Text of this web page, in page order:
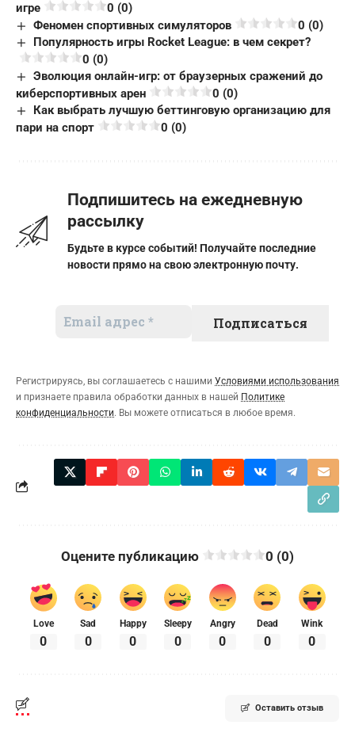
игре
0 (0)
Феномен спортивных симуляторов
0 (0)
Популярность игры Rocket League: в чем секрет?
0 (0)
Эволюция онлайн-игр: от браузерных сражений до
киберспортивных арен
0 (0)
Как выбрать лучшую беттинговую организацию для
пари на спорт
0 (0)
Подпишитесь на ежедневную
рассылку
Будьте в курсе событий! Получайте последние
новости прямо на свою электронную почту.
Регистрируясь, вы соглашаетесь с нашими Условиями использования
и признаете правила обработки данных в нашей Политике
конфиденциальности. Вы можете отписаться в любое время.
Оцените публикацию 0 (0)
Love
0
Sad
0
Happy
0
Sleepy
0
Angry
0
Dead
0
Wink
0
Оставить отзыв